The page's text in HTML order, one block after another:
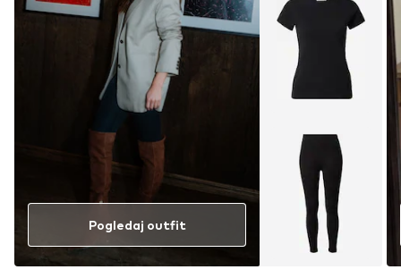
Pogledaj outfit